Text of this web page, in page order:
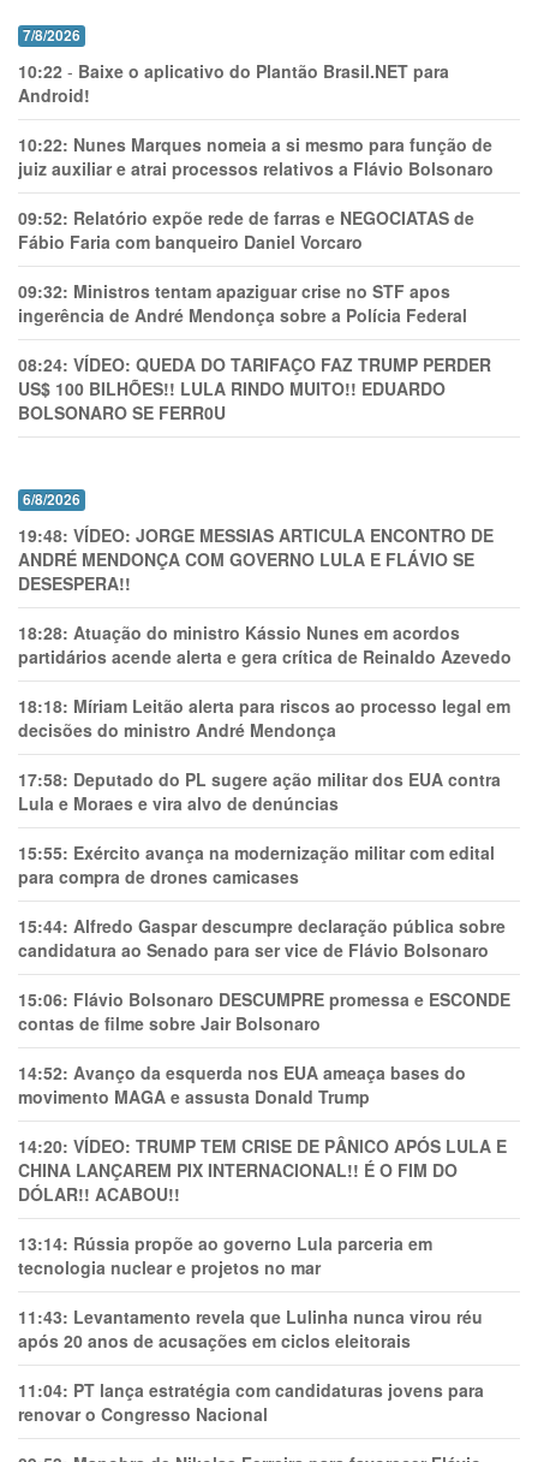
7/8/2026
10:22 - Baixe o aplicativo do Plantão Brasil.NET para
Android!
10:22: Nunes Marques nomeia a si mesmo para função de
juiz auxiliar e atrai processos relativos a Flávio Bolsonaro
09:52: Relatório expõe rede de farras e NEGOCIATAS de
Fábio Faria com banqueiro Daniel Vorcaro
09:32: Ministros tentam apaziguar crise no STF apos
ingerência de André Mendonça sobre a Polícia Federal
08:24: VÍDEO: QUEDA DO TARIFAÇO FAZ TRUMP PERDER
US$ 100 BILHÕES!! LULA RINDO MUITO!! EDUARDO
BOLSONARO SE FERR0U
6/8/2026
19:48: VÍDEO: JORGE MESSIAS ARTICULA ENCONTRO DE
ANDRÉ MENDONÇA COM GOVERNO LULA E FLÁVIO SE
DESESPERA!!
18:28: Atuação do ministro Kássio Nunes em acordos
partidários acende alerta e gera crítica de Reinaldo Azevedo
18:18: Míriam Leitão alerta para riscos ao processo legal em
decisões do ministro André Mendonça
17:58: Deputado do PL sugere ação militar dos EUA contra
Lula e Moraes e vira alvo de denúncias
15:55: Exército avança na modernização militar com edital
para compra de drones camicases
15:44: Alfredo Gaspar descumpre declaração pública sobre
candidatura ao Senado para ser vice de Flávio Bolsonaro
15:06: Flávio Bolsonaro DESCUMPRE promessa e ESCONDE
contas de filme sobre Jair Bolsonaro
14:52: Avanço da esquerda nos EUA ameaça bases do
movimento MAGA e assusta Donald Trump
14:20: VÍDEO: TRUMP TEM CRlSE DE PÂNlCO APÓS LULA E
CHINA LANÇAREM PIX INTERNACIONAL!! É O FIM DO
DÓLAR!! ACABOU!!
13:14: Rússia propõe ao governo Lula parceria em
tecnologia nuclear e projetos no mar
11:43: Levantamento revela que Lulinha nunca virou réu
após 20 anos de acusações em ciclos eleitorais
11:04: PT lança estratégia com candidaturas jovens para
renovar o Congresso Nacional